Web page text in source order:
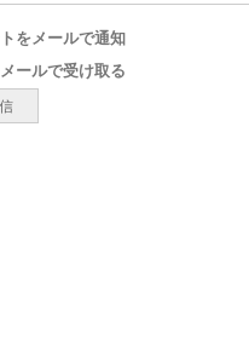
をメールで通知
ールで受け取る